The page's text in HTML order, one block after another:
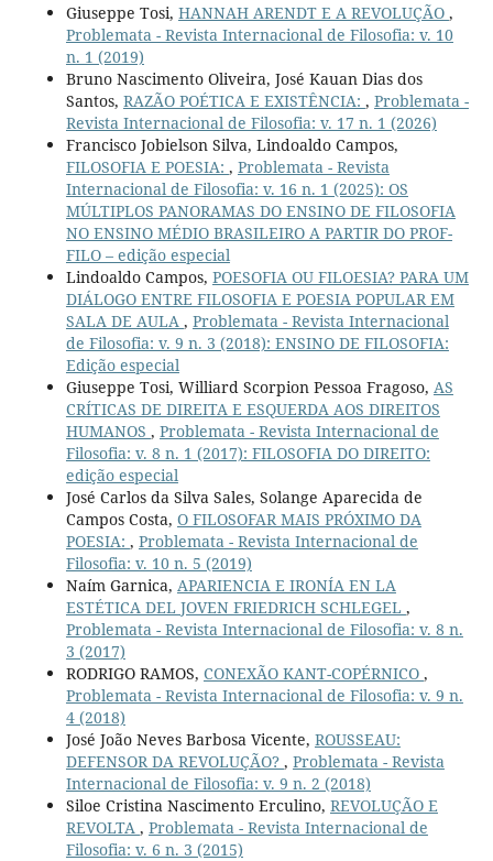
Giuseppe Tosi, HANNAH ARENDT E A REVOLUÇÃO ,
Problemata - Revista Internacional de Filosofia: v. 10
n. 1 (2019)
Bruno Nascimento Oliveira, José Kauan Dias dos
Santos, RAZÃO POÉTICA E EXISTÊNCIA: , Problemata -
Revista Internacional de Filosofia: v. 17 n. 1 (2026)
Francisco Jobielson Silva, Lindoaldo Campos,
FILOSOFIA E POESIA: , Problemata - Revista
Internacional de Filosofia: v. 16 n. 1 (2025): OS
MÚLTIPLOS PANORAMAS DO ENSINO DE FILOSOFIA
NO ENSINO MÉDIO BRASILEIRO A PARTIR DO PROF-
FILO – edição especial
Lindoaldo Campos, POESOFIA OU FILOESIA? PARA UM
DIÁLOGO ENTRE FILOSOFIA E POESIA POPULAR EM
SALA DE AULA , Problemata - Revista Internacional
de Filosofia: v. 9 n. 3 (2018): ENSINO DE FILOSOFIA:
Edição especial
Giuseppe Tosi, Williard Scorpion Pessoa Fragoso, AS
CRÍTICAS DE DIREITA E ESQUERDA AOS DIREITOS
HUMANOS , Problemata - Revista Internacional de
Filosofia: v. 8 n. 1 (2017): FILOSOFIA DO DIREITO:
edição especial
José Carlos da Silva Sales, Solange Aparecida de
Campos Costa, O FILOSOFAR MAIS PRÓXIMO DA
POESIA: , Problemata - Revista Internacional de
Filosofia: v. 10 n. 5 (2019)
Naím Garnica, APARIENCIA E IRONÍA EN LA
ESTÉTICA DEL JOVEN FRIEDRICH SCHLEGEL ,
Problemata - Revista Internacional de Filosofia: v. 8 n.
3 (2017)
RODRIGO RAMOS, CONEXÃO KANT-COPÉRNICO ,
Problemata - Revista Internacional de Filosofia: v. 9 n.
4 (2018)
José João Neves Barbosa Vicente, ROUSSEAU:
DEFENSOR DA REVOLUÇÃO? , Problemata - Revista
Internacional de Filosofia: v. 9 n. 2 (2018)
Siloe Cristina Nascimento Erculino, REVOLUÇÃO E
REVOLTA , Problemata - Revista Internacional de
Filosofia: v. 6 n. 3 (2015)